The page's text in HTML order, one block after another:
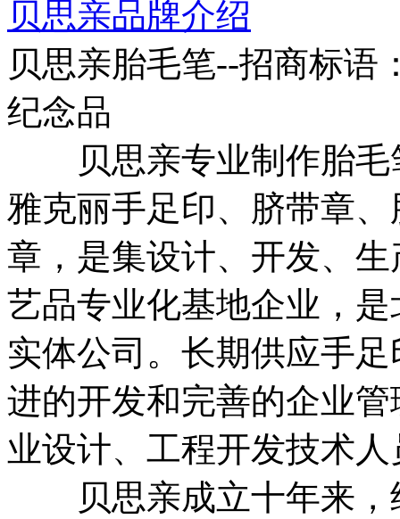
贝思亲品牌介绍
贝思亲胎毛笔--招商标语
纪念品
贝思亲专业制作胎毛
雅克丽手足印、脐带章
章，是集设计、开发、
艺品专业化基地企业，
实体公司。长期供应手
进的开发和完善的企业
业设计、工程开发技术人
贝思亲成立十年来，